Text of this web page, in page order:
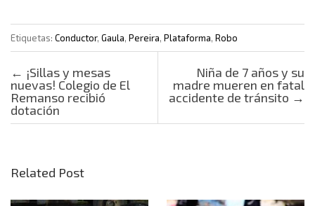
Etiquetas: Conductor, Gaula, Pereira, Plataforma, Robo
Post navigation
← ¡Sillas y mesas
nuevas! Colegio de El
Remanso recibió
dotación
Niña de 7 años y su
madre mueren en fatal
accidente de tránsito →
Related Post